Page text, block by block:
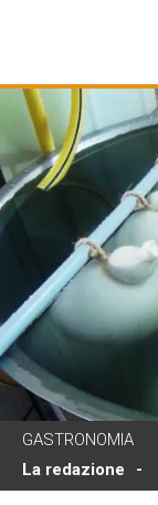
GASTRONOMIA
La redazione